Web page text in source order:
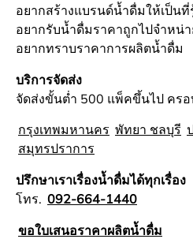
อยากสร้างแบรนด์น้ำดื่มให้เป็นที่
อยากรับน้ำดื่มราคาถูกไปจำหน่า
อยากทราบราคาการผลิตน้ำดื่ม
บริการจัดส่ง
จัดส่งขั้นต่ำ 500 แพ็คขึ้นไป คร
กรุงเทพมหานคร พัทยา ชลบุรี
สมุทรปราการ
ปรึกษาเราเรื่องน้ำดื่มได้ทุกเรื่อง
โทร. 092-664-1440
ขอใบเสนอราคาผลิตน้ำดื่ม